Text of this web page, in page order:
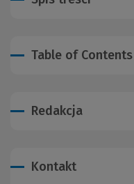
Table of Contents
Redakcja
Kontakt